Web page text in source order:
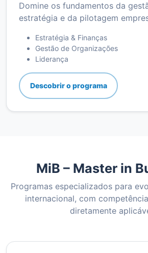
Domine os fundamentos da
estratégia e da pilotagem
Estratégia & Finanças
Gestão de Organizações
Liderança
Descobrir o programa
MiB – Master in
Programas especializados para
internacional, com
diretamente